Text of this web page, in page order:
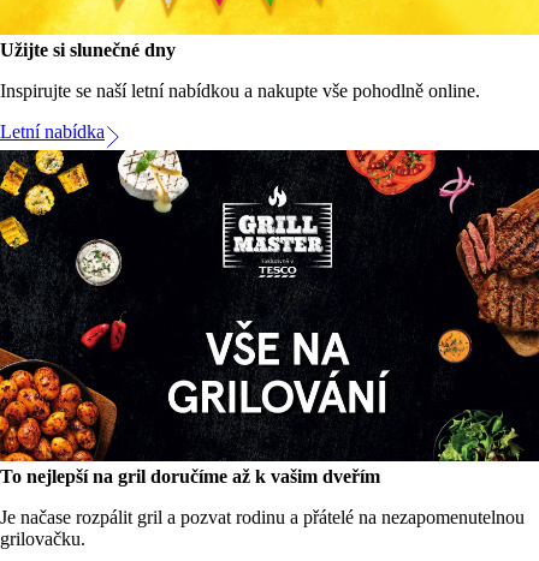
Užijte si slunečné dny
Inspirujte se naší letní nabídkou a nakupte vše pohodlně online.
Letní nabídka
To nejlepší na gril doručíme až k vašim dveřím
Je načase rozpálit gril a pozvat rodinu a přátelé na nezapomenutelnou
grilovačku.